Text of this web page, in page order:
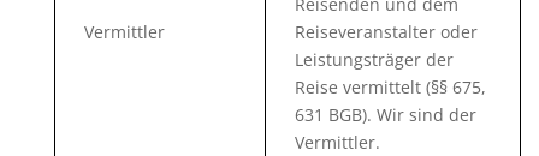
Vermittler
Reiseveranstalter oder
Leistungsträger der
Reise vermittelt (§§ 675,
631 BGB). Wir sind der
Vermittler.